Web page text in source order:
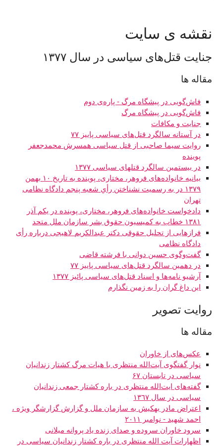
نقشه ى سايت
جنایت قتل‌های سیاسی در سال ۱۳۷۷
مقاله ها
فاش‌گویی در پیشگاه مرگ - پاره‌ی دوم
فاش‌گویی در پیشگاه مرگ
جنایت و مکافات
در آستانه سالگرد قتل‌های سیاسی پاییز ۷۷
روایت سیما صاحبی از قتل سیاسی همسرش محمدجعفر
پوینده
در بیستمین سالگرد قتلهای سیاسی ۱۳۷۷
بیانیه خانواده‌های فروهر، مختاری، پوینده به تاریخ ۱۰ بهمن
۱۳۷۹ در به رسمیت نشناختن رأي شعبه پنجم دادگاه نظامی
تهران
دادخواست خانواده‌های فروهر، مختاری، پوینده در یکم آذر
۱۳۸۱ خطاب به کمیسیون حقوق بشر سازمان ملل متحد
فرازهایی از تحليل حقوقی دکتر عبدالکریم لاهیجی درباره رأی
دادگاه نظامی
گفت‌وگوی حسین دوانی با فرشته قاضی
در دهمین سالگرد قتل‌های سیاسی پاییز ۷۷
آرشیو نامه‌ها و اسناد قتل‌های سیاسی پائیز ۱۳۷۷
این داغ گران را به زمین نگذارم
روایت تصویر
مقاله ها
عکس‌های از خاوران
نوار گفتگوی آیت‌الله منتظری با هیات مرگ کشتار زندانیان
سیاسی در تابستان ۶۷
گفته‌های ایت‌الله منتظری در باره کشتار جمعی زندانیان
سیاسی در سال ١٣٦٧
اعتراض مادر بهکیش به سازمان ملل و گزارش گزارشگر ویژه ،
احمد شهید - نوامبر ۲۰۱۱
سرود خاوران سروده و صدای زنده یاد پروانه میلانی
اظهارات آیت الله منتظری در باره کشتار زندانیان سیاسی در